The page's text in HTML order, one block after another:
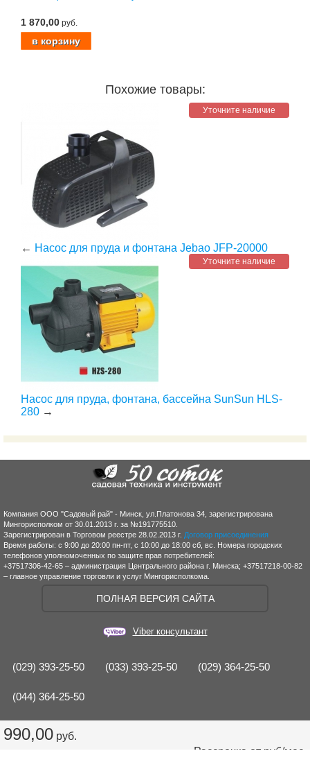
1 870,00 руб.
Похожие товары:
Уточните наличие
← Насос для пруда и фонтана Jebao JFP-20000
Уточните наличие
Насос для пруда, фонтана, бассейна SunSun HLS-
280 →
990,00 руб.
Рассрочка от руб/мес.
Компания ООО "Садовый рай" - Минск, ул.Платонова 34, зарегистрирована
Мингорисполком от 30.01.2013 г. за №191775510.
Зарегистрирован в Торговом реестре 28.02.2013 г. Договор присоединения
Время работы: с 9:00 до 20:00 пн-пт, с 10:00 до 18:00 сб, вс. Номера городских
телефонов уполномоченных по защите прав потребителей:
+37517306-42-65 – администрация Центрального района г. Минска; +37517218-00-82
– главное управление торговли и услуг Мингорисполкома.
ПОЛНАЯ ВЕРСИЯ САЙТА
Viber консультант
(029) 393-25-50 (033) 393-25-50 (029) 364-25-50
(044) 364-25-50